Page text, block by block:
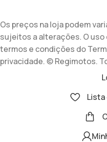
Os preços na loja podem
sujeitos a alterações. O
termos e condições do
privacidade. © Regimotos.